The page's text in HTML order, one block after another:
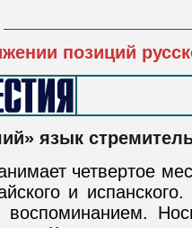
позиций
язык
четвертое
и
воспоминанием.